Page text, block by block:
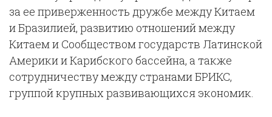
за ее приверженность дружбе между Китаем
и Бразилией, развитию отношений между
Китаем и Сообществом государств Латинской
Америки и Карибского бассейна, а также
сотрудничеству между странами БРИКС,
группой крупных развивающихся экономик.